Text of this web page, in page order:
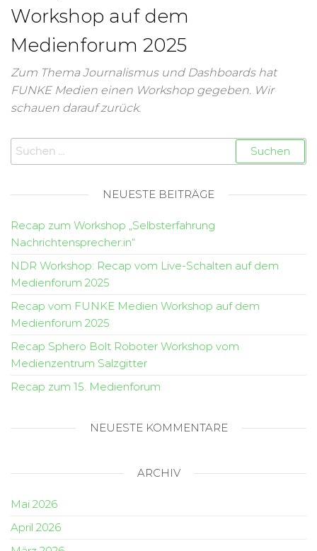
Workshop auf dem
Medienforum 2025
Zum Thema Journalismus und Dashboards hat
FUNKE Medien einen Workshop gegeben. Wir
schauen darauf zurück.
NEUESTE BEITRÄGE
Recap zum Workshop „Selbsterfahrung
Nachrichtensprecher:in“
NDR Workshop: Recap vom Live-Schalten auf dem
Medienforum 2025
Recap vom FUNKE Medien Workshop auf dem
Medienforum 2025
Recap Sphero Bolt Roboter Workshop vom
Medienzentrum Salzgitter
Recap zum 15. Medienforum
NEUESTE KOMMENTARE
ARCHIV
Mai 2026
April 2026